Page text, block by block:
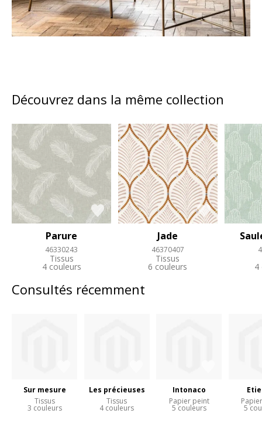
Découvrez dans la même collection
Parure
46330243
Tissus
4 couleurs
Jade
46370407
Tissus
6 couleurs 4
Consultés récemment
Sur mesure
Tissus
3 couleurs
Les précieuses
Tissus
4 couleurs
Intonaco
Papier peint
5 couleurs 5